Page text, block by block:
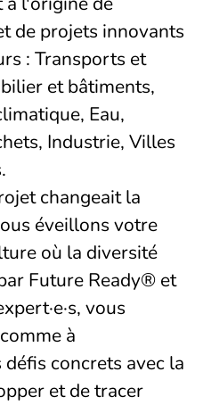
de projets innovants
: Transports et
et bâtiments,
Eau,
Industrie, Villes
changeait la
éveillons votre
où la diversité
Future Ready® et
vous
à
concrets avec la
et de tracer